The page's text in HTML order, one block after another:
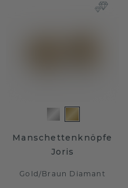
Manschettenknöpfe
Joris
Gold/Braun Diamant